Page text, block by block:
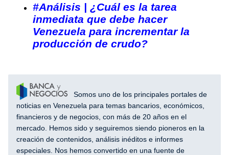
#Análisis | ¿Cuál es la tarea
inmediata que debe hacer
Venezuela para incrementar la
producción de crudo?
Somos uno de los principales portales de
noticias en Venezuela para temas bancarios, económicos,
financieros y de negocios, con más de 20 años en el
mercado. Hemos sido y seguiremos siendo pioneros en la
creación de contenidos, análisis inéditos e informes
especiales. Nos hemos convertido en una fuente de